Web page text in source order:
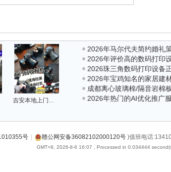
吉安本地上门回收单反相机，数码相机，大疆相机，无人机
2026年马尔代夫简约婚礼
考汇总
2026年评价高的数码打印
总2026珠三角数码打印设备
不玩套路
2026年宝鸡知名的家居建
商专业公司推荐
成都离心玻璃棉/隔音岩棉
2026年本地市场深度分析
2026年热门的AI优化推广
号 | 赣公网安备36082102000120号 )值班电话
GMT+8, 2026-8-6 16:07 , Processed in 0.034444